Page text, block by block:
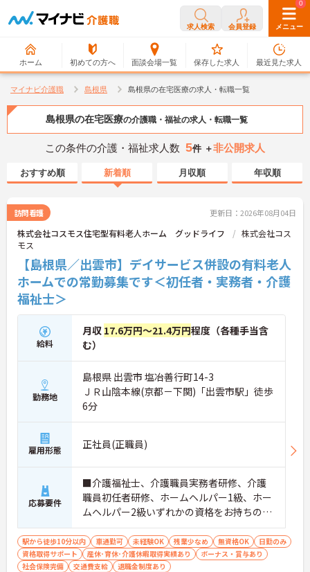
求人検索 会員登録 メニュー
ホーム 初めての方へ 面談会場一覧
0
保存した求人
0
最近見た求人
マイナビ介護職 島根県 島根県の在宅医療の求人・転職一覧
島根県の在宅医療の介護職・福祉の求人・転職一覧
この条件の介護・福祉求人数 5件 ＋非公開求人
おすすめ順 新着順 月収順 年収順
訪問看護 更新日：2026年08月04日
株式会社コスモス住宅型有料老人ホーム グッドライフ
株式会社コス
モス
【島根県／出雲市】デイサービス併設の有料老人
ホームでの常勤募集です＜初任者・実務者・介護
福祉士＞
給料
月収 17.6万円～21.4万円程度（各種手当含
む）
勤務地
島根県 出雲市 塩冶善行町14-3
ＪＲ山陰本線(京都－下関)「出雲市駅」徒歩
6分
雇用形態 正社員(正職員)
応募要件
■介護福祉士、介護職員実務者研修、介護
職員初任者研修、ホームヘルパー1級、ホー
ムヘルパー2級いずれかの資格をお持ちの方
■普通自動車運転免許（AT限定可）必須
駅から徒歩10分以内 車通勤可 未経験OK 残業少なめ 無資格OK
日勤のみ
資格取得サポート
産休･育休･介護休暇取得実績あり
ボーナス・賞与あり
社会保険完備
交通費支給 退職金制度あり